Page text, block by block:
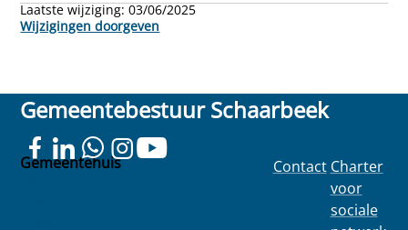
Laatste wijziging:03/06/2025
Wijzigingen doorgeven
Gemeentebestuur Schaarbeek
Gemeentehuis
Contact Charter
voor
sociale